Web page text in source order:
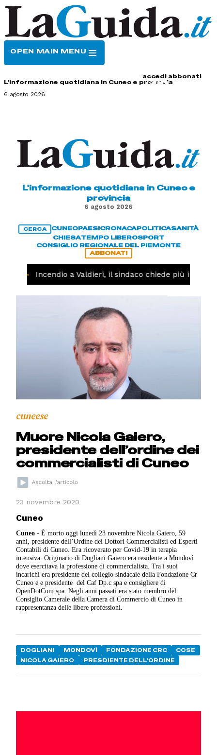
OPEN MAIN MENU
accedi abbonati
L'informazione quotidiana in Cuneo e provincia
6 agosto 2026
L'informazione quotidiana in Cuneo e
provincia
6 agosto 2026
CERCA CUNEOPAESICRONACAPOLITICASANITÀ
CHIESATEMPO LIBEROSPORT
CONSIGLIO REGIONALE DEL PIEMONTE
ABBONATI
- Incendio a Valdieri, il sindaco chiede più
cuneese
Muore Nicola Gaiero,
presidente dell’ordine dei
commercialisti di Cuneo
23 novembre 2020
Cuneo
Cuneo - È morto oggi lunedì 23 novembre Nicola Gaiero, 59
anni, presidente dell’Ordine dei Dottori Commercialisti ed Esperti
Contabili di Cuneo. Era ricoverato per Covid-19 in terapia
intensiva. Originario di Dogliani Gaiero era residente a Mondovì
dove esercitava la professione di commercialista. Tra i suoi
incarichi era presidente del collegio sindacale della Fondazione Cr
Cuneo e e presidente del Caf Dp.c spa e consigliere di
OpenDotCom spa. Negli anni passati era stato membro del
Consiglio Camerale della Camera di Commercio di Cuneo in
rappresentanza delle libere professioni.
DOGLIANI MONDOVÌ FONDAZIONE CRC
COSE
NICOLA GAIERO
PRESDIENTE DELL'ORDINE